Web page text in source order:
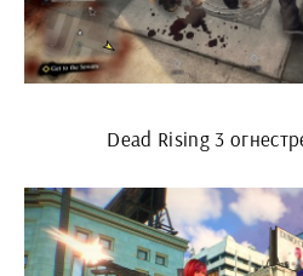
Dead Rising 3